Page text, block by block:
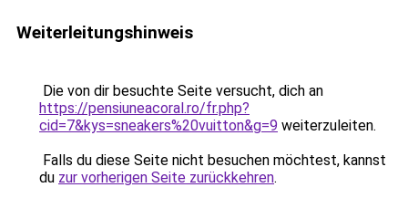
Weiterleitungshinweis
Die von dir besuchte Seite versucht, dich an
https://pensiuneacoral.ro/fr.php?
cid=7&kys=sneakers%20vuitton&g=9 weiterzuleiten.
Falls du diese Seite nicht besuchen möchtest, kannst
du zur vorherigen Seite zurückkehren.